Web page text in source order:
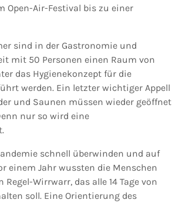
Open-Air-Festival bis zu einer
sind in der Gastronomie und
mit 50 Personen einen Raum von
das Hygienekonzept für die
werden. Ein letzter wichtiger Appell
und Saunen müssen wieder geöffnet
nur so wird eine
schnell überwinden und auf
einem Jahr wussten die Menschen
Wirrwarr, das alle 14 Tage von
soll. Eine Orientierung des